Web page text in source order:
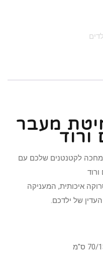
מעבר
ורוד
לקטנטנים שלכם עם
מ-100% כותנה סרוקה איכותית, המעניקה
של ילדכם.